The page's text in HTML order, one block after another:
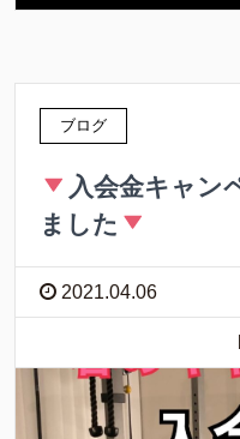
ブログ
入会金キャン
ました
2021.04.06